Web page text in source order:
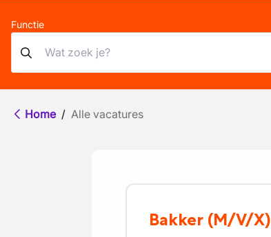
Functie
Home / Alle vacatures
Bakker (M/V/X)